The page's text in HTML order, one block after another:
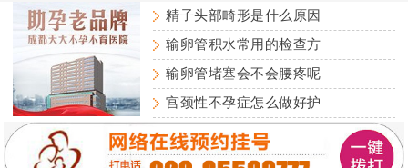
精子头部畸形是什么原因
输卵管积水常用的检查方
输卵管堵塞会不会腰疼呢
宫颈性不孕症怎么做好护